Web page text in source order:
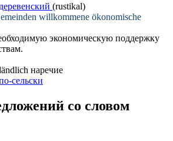
деревенский (rustikal)
willkommene ökonomische
экономическую поддержку
наречие
сельски
со словом